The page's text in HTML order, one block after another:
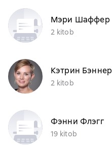
Мэри Шаффер
2 kitob
Кэтрин Бэннер
2 kitob
Фэнни Флэгг
19 kitob